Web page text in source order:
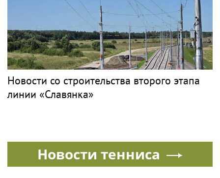
Новости со строительства второго этапа
линии «Славянка»
Новости тенниса